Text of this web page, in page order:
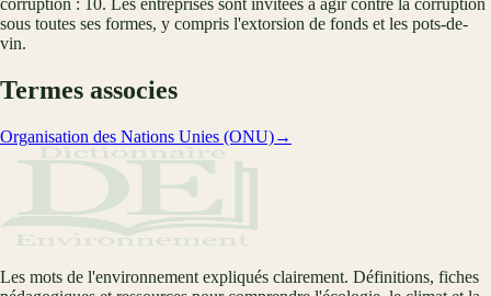
corruption : 10. Les entreprises sont invitées à agir contre la corruption
sous toutes ses formes, y compris l'extorsion de fonds et les pots-de-
vin.
Termes associes
Organisation des Nations Unies (ONU)→
Les mots de l'environnement expliqués clairement. Définitions, fiches